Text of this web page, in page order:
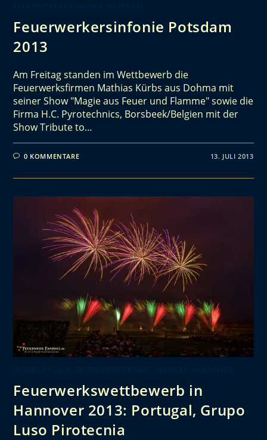
Feuerwerkersinfonie Potsdam
2013
Am Freitag standen im Wettbewerb die
Feuerwerksfirmen Mathias Kürbs aus Dohma mit
seiner Show "Magie aus Feuer und Flamme" sowie die
Firma H.C. Pyrotechnics, Borsbeek/Belgien mit der
Show Tribute to…
0 KOMMENTARE 13. JULI 2013
Feuerwerkswettbewerb in
Hannover 2013: Portugal, Grupo
Luso Pirotecnia